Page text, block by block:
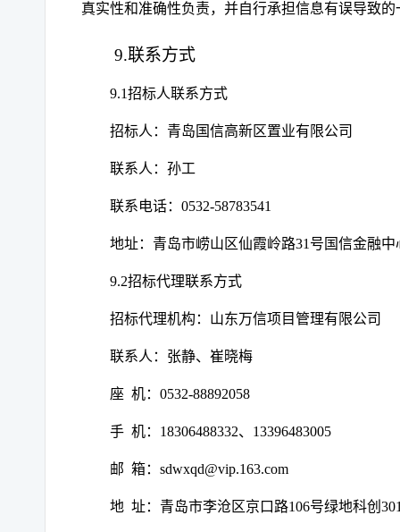
真实性和准确性负责，并自行承担信息有误导致的
9.联系方式
9.1招标人联系方式
招标人：青岛国信高新区置业有限公司
联系人：孙工
联系电话： 0532-58783541
地址：青岛市崂山区仙霞岭路31号国信金融中
9.2招标代理联系方式
招标代理机构：山东万信项目管理有限公司
联系人：张静、崔晓梅
座 机： 0532-88892058
手 机： 18306488332、13396483005
邮 箱： sdwxqd@vip.163.com
地 址：青岛市李沧区京口路106号绿地科创